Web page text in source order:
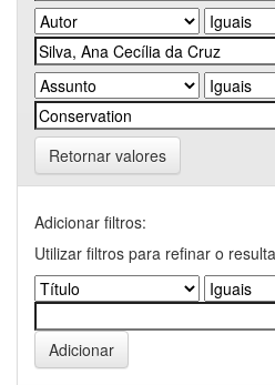
Retornar valores
Adicionar filtros:
Utilizar filtros para refinar o